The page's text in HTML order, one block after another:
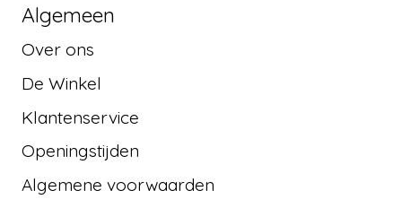
Algemeen
Over ons
De Winkel
Klantenservice
Openingstijden
Algemene voorwaarden